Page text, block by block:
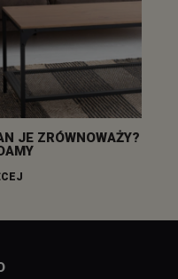
JE ZRÓWNOWAŻY?